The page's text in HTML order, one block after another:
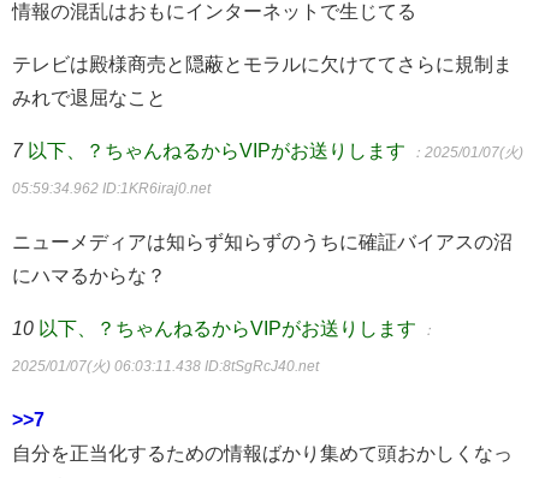
情報の混乱はおもにインターネットで生じてる
テレビは殿様商売と隠蔽とモラルに欠けててさらに規制ま
みれで退屈なこと
7 以下、？ちゃんねるからVIPがお送りします ：2025/01/07(火)
05:59:34.962 ID:1KR6iraj0.net
ニューメディアは知らず知らずのうちに確証バイアスの沼
にハマるからな？
10 以下、？ちゃんねるからVIPがお送りします ：
2025/01/07(火) 06:03:11.438 ID:8tSgRcJ40.net
>>7
自分を正当化するための情報ばかり集めて頭おかしくなっ